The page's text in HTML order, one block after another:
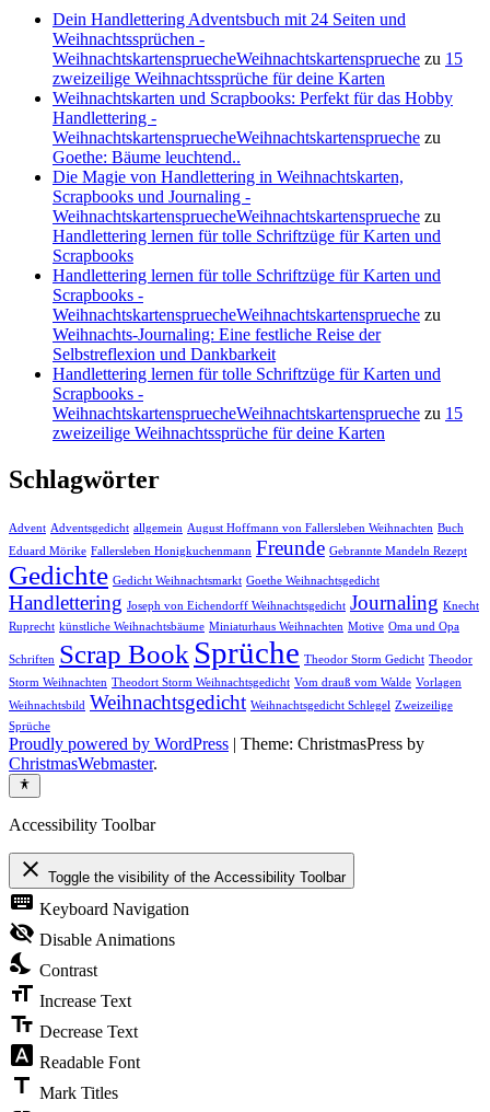
Dein Handlettering Adventsbuch mit 24 Seiten und
Weihnachtssprüchen -
WeihnachtskartenspruecheWeihnachtskartensprueche zu 15
zweizeilige Weihnachtssprüche für deine Karten
Weihnachtskarten und Scrapbooks: Perfekt für das Hobby
Handlettering -
WeihnachtskartenspruecheWeihnachtskartensprueche zu
Goethe: Bäume leuchtend..
Die Magie von Handlettering in Weihnachtskarten,
Scrapbooks und Journaling -
WeihnachtskartenspruecheWeihnachtskartensprueche zu
Handlettering lernen für tolle Schriftzüge für Karten und
Scrapbooks
Handlettering lernen für tolle Schriftzüge für Karten und
Scrapbooks -
WeihnachtskartenspruecheWeihnachtskartensprueche zu
Weihnachts-Journaling: Eine festliche Reise der
Selbstreflexion und Dankbarkeit
Handlettering lernen für tolle Schriftzüge für Karten und
Scrapbooks -
WeihnachtskartenspruecheWeihnachtskartensprueche zu 15
zweizeilige Weihnachtssprüche für deine Karten
Schlagwörter
Advent Adventsgedicht allgemein August Hoffmann von Fallersleben Weihnachten Buch
Eduard Mörike Fallersleben Honigkuchenmann Freunde Gebrannte Mandeln Rezept
Gedichte Gedicht Weihnachtsmarkt Goethe Weihnachtsgedicht
Handlettering Joseph von Eichendorff Weihnachtsgedicht Journaling Knecht
Ruprecht künstliche Weihnachtsbäume Miniaturhaus Weihnachten Motive Oma und Opa
Schriften Scrap Book Sprüche Theodor Storm Gedicht Theodor
Storm Weihnachten Theodort Storm Weihnachtsgedicht Vom drauß vom Walde Vorlagen
Weihnachtsbild Weihnachtsgedicht Weihnachtsgedicht Schlegel Zweizeilige
Sprüche
Proudly powered by WordPress | Theme: ChristmasPress by
ChristmasWebmaster.
Accessibility Toolbar
close Toggle the visibility of the Accessibility Toolbar
keyboard Keyboard Navigation
visibility_off Disable Animations
nights_stay Contrast
format_size Increase Text
text_fields Decrease Text
font_download Readable Font
title Mark Titles